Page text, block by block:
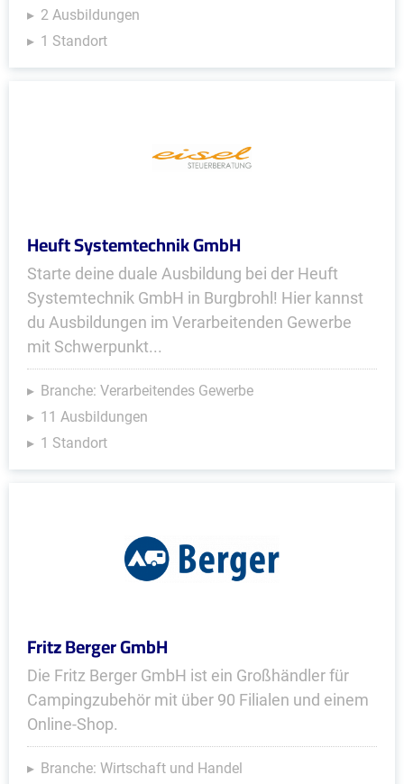
2 Ausbildungen
1 Standort
Heuft Systemtechnik GmbH
Starte deine duale Ausbildung bei der Heuft
Systemtechnik GmbH in Burgbrohl! Hier kannst
du Ausbildungen im Verarbeitenden Gewerbe
mit Schwerpunkt...
Branche: Verarbeitendes Gewerbe
11 Ausbildungen
1 Standort
Fritz Berger GmbH
Die Fritz Berger GmbH ist ein Großhändler für
Campingzubehör mit über 90 Filialen und einem
Online-Shop.
Branche: Wirtschaft und Handel